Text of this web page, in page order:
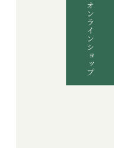
オンラインショップ